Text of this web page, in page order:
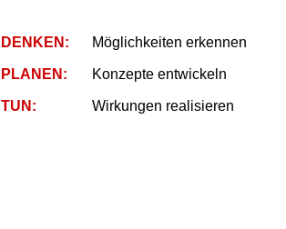
DENKEN: Möglichkeiten erkennen
PLANEN: Konzepte entwickeln
TUN: Wirkungen realisieren